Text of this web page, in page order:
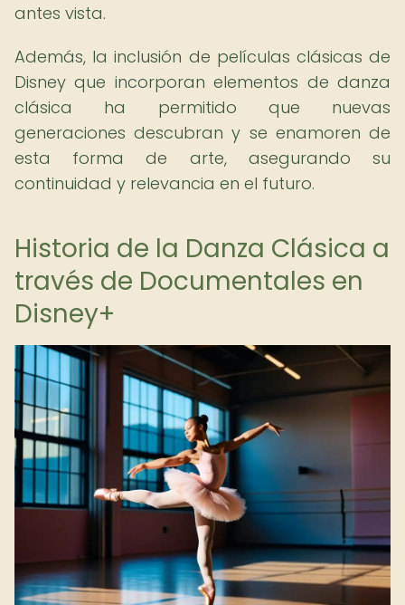
antes vista.
Además, la inclusión de películas clásicas de
Disney que incorporan elementos de danza
clásica ha permitido que nuevas
generaciones descubran y se enamoren de
esta forma de arte, asegurando su
continuidad y relevancia en el futuro.
Historia de la Danza Clásica a
través de Documentales en
Disney+